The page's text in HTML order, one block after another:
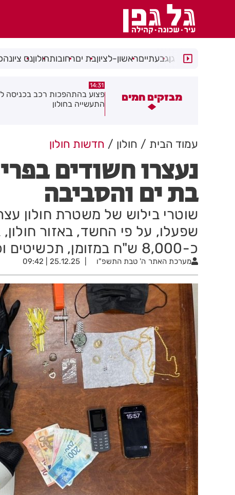
רמת גןגבעתייםראשון-לציוןבת יםרחובותחולוןנס ציונה
מבזקים חמים
פצוע בהתהפכות רכב בכניסה לאזור
14:15
תיסלם ואתניקס הרימו את חולון
באוויר
עמוד הבית חולון חדשות חולון
נעצרו חשודים
בת ים והסביבה
שפעלו, על פי החשד, באזור
כ-8,000 ש"ח במזומן, תכשיטים וכלי פריצה מתוחכמים
מערכת האתר ה' טבת התשפ"ו 25.12.25 | 09:42